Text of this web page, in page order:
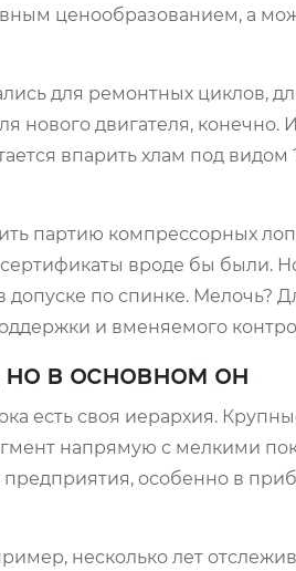
ценообразованием, а
для ремонтных циклов,
нового двигателя, конечно.
впарить хлам под видом
партию компрессорных
вроде бы были.
по спинке. Мелочь?
и вменяемого
но в основном он
есть своя иерархия.
напрямую с мелкими
особенно в
несколько лет